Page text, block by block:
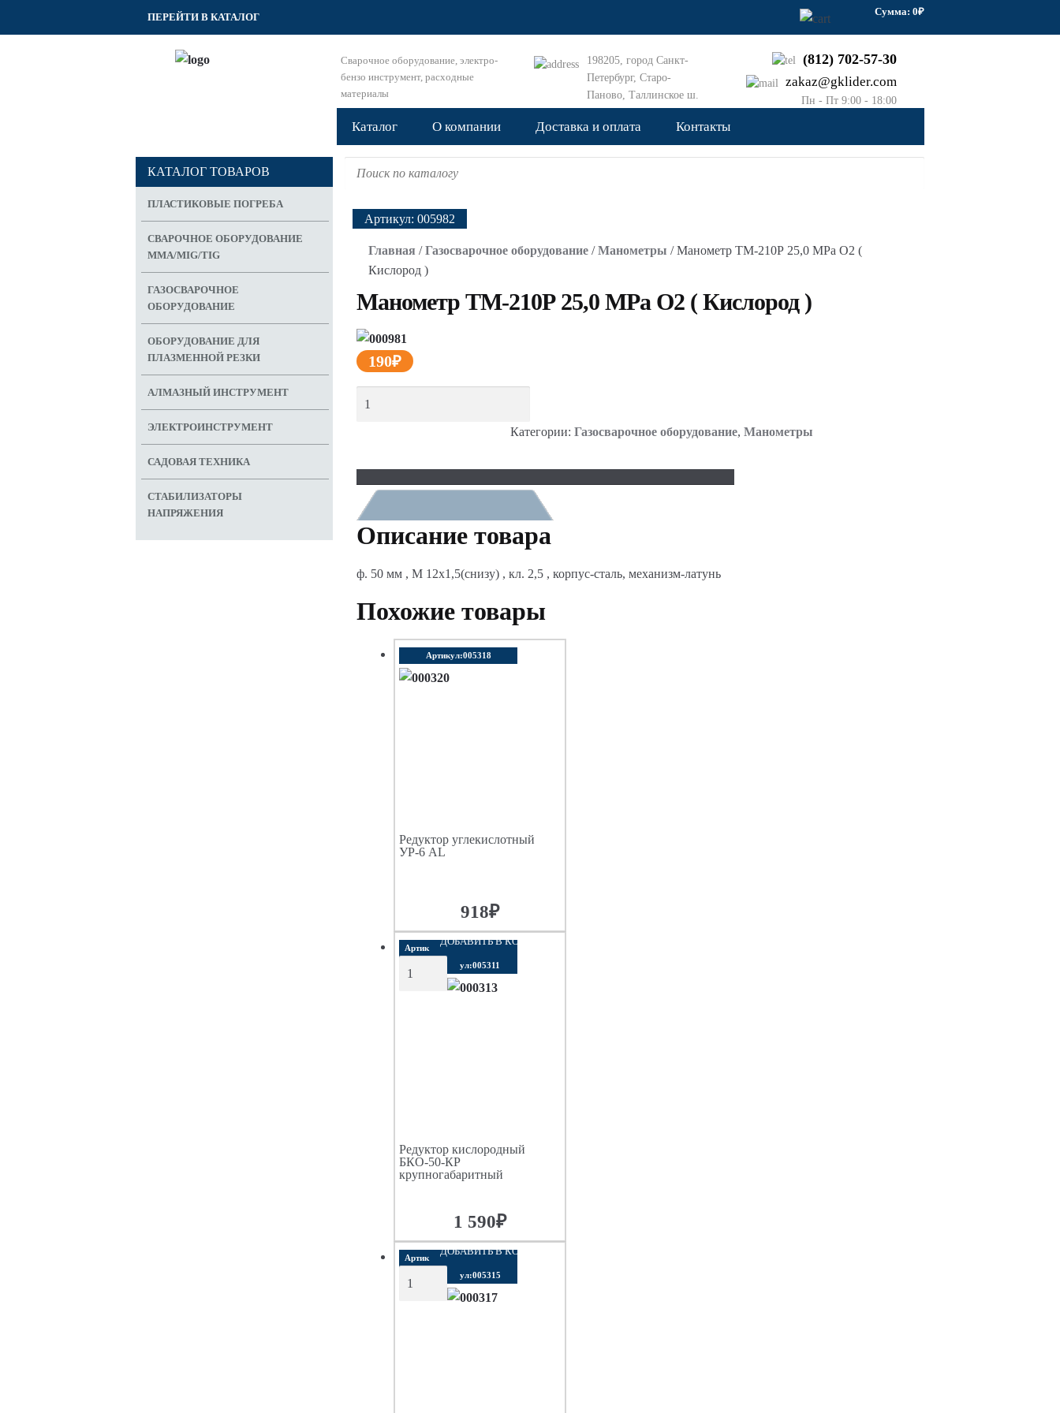
ПЕРЕЙТИ В КАТАЛОГ Сумма: 0₽
Сварочное оборудование, электро-
бензо инструмент, расходные
материалы
198205, город Санкт-
Петербург, Старо-
Паново, Таллинское ш.
(812) 702-57-30
zakaz@gklider.com
Пн - Пт 9:00 - 18:00
Каталог О компании Доставка и оплата Контакты
Search for:
Главная /Газосварочное оборудование /Манометры / Манометр ТМ-210Р 25,0 МРа О2 (
Кислород )
Манометр ТМ-210Р 25,0 МРа О2 ( Кислород )
190₽
Артикул: 005982
Категории: Газосварочное оборудование, Манометры
Описание
Описание товара
ф. 50 мм , М 12х1,5(снизу) , кл. 2,5 , корпус-сталь, механизм-латунь
Похожие товары
Артикул:005318
Редуктор углекислотный
УР-6 AL
918₽
ДОБАВИТЬ В КОРЗИНУ
Артик
ул:005311
Редуктор кислородный
БКО-50-КР
крупногабаритный
1 590₽
ДОБАВИТЬ В КОРЗИНУ
Артик
ул:005315
КАТАЛОГ ТОВАРОВ
ПЛАСТИКОВЫЕ ПОГРЕБА
СВАРОЧНОЕ ОБОРУДОВАНИЕ
MMA/MIG/TIG
ГАЗОСВАРОЧНОЕ
ОБОРУДОВАНИЕ
ОБОРУДОВАНИЕ ДЛЯ
ПЛАЗМЕННОЙ РЕЗКИ
АЛМАЗНЫЙ ИНСТРУМЕНТ
ЭЛЕКТРОИНСТРУМЕНТ
САДОВАЯ ТЕХНИКА
СТАБИЛИЗАТОРЫ
НАПРЯЖЕНИЯ